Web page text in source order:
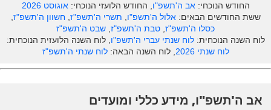
החודש הנוכחי:אב ה'תשפ"ו, החודש הלועזי הנוכחי:אוגוסט 2026
ששת החודשים הבאים:אלול ה'תשפ"ו, תשרי ה'תשפ"ז, חשוון ה'תשפ"ז,
כסלו ה'תשפ"ז, טבת ה'תשפ"ז, שבט ה'תשפ"ז
לוח השנה הנוכחית:לוח שנתי עברי ה'תשפ"ו, לוח השנה הלועזית הנוכחית:
לוח שנתי 2026
, לוח השנה הבאה:לוח שנתי ה'תשפ"ז
אב ה'תשפ"ו, מידע כללי ומועדים